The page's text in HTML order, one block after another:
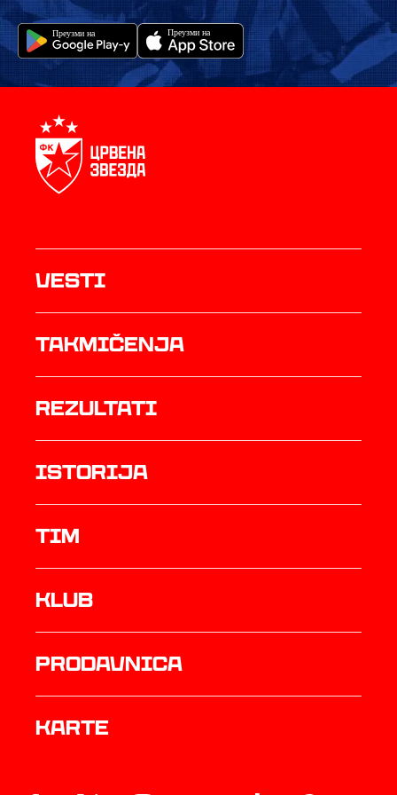
Vesti
Takmičenja
rezultati
istorija
TIM
Klub
prodavnica
Karte